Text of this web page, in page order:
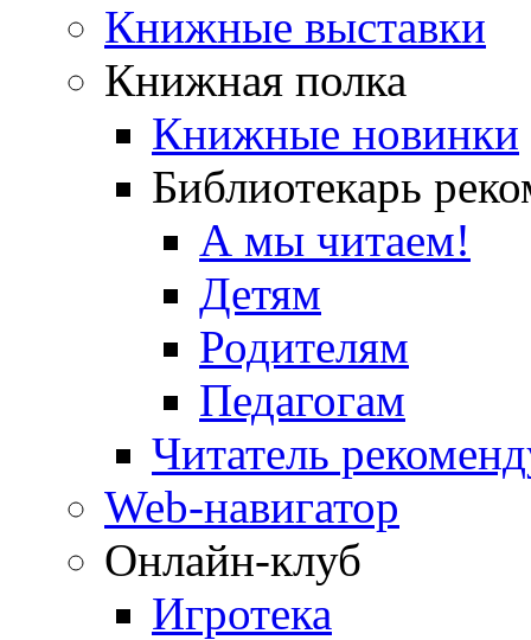
Книжные выставки
Книжная полка
Книжные новинки
Библиотекарь
А мы читаем!
Детям
Родителям
Педагогам
Читатель
Web-навигатор
Онлайн-клуб
Игротека